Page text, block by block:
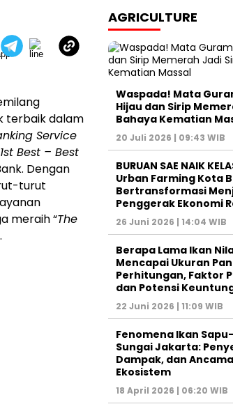
terbaik dalam
Service
Best – Best
Dengan
turut
meraih “The
AGRICULTURE
Waspada! Mata
Hijau dan Sirip
Bahaya Kematian
20 Juli 2026 | 09:43 WIB
BURUAN SAE NAIK
Urban Farming Kota
Bertransformasi
Penggerak Ekonomi
26 Juni 2026 | 14:04 WIB
Berapa Lama Ikan
Mencapai Ukuran
Perhitungan, Faktor
dan Potensi
22 Juni 2026 | 11:09 WIB
Fenomena Ikan
Sungai Jakarta:
Dampak, dan
Ekosistem
18 April 2026 | 06:20 WIB